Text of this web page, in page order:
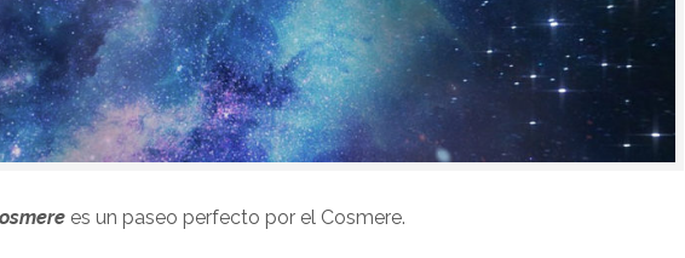
es un paseo perfecto por el Cosmere.